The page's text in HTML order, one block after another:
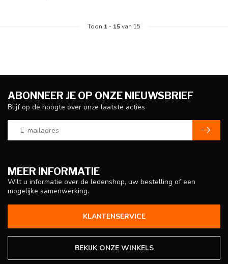
Toon 1 - 15van 15
MEER INFORMATIE
Wilt u informatie over de ledenshop, uw bestelling of een
mogelijke samenwerking.
KLANTENSERVICE
BEKIJK ONZE WINKELS
ABONNEER JE OP ONZE NIEUWSBRIEF
Blijf op de hoogte over onze laatste acties